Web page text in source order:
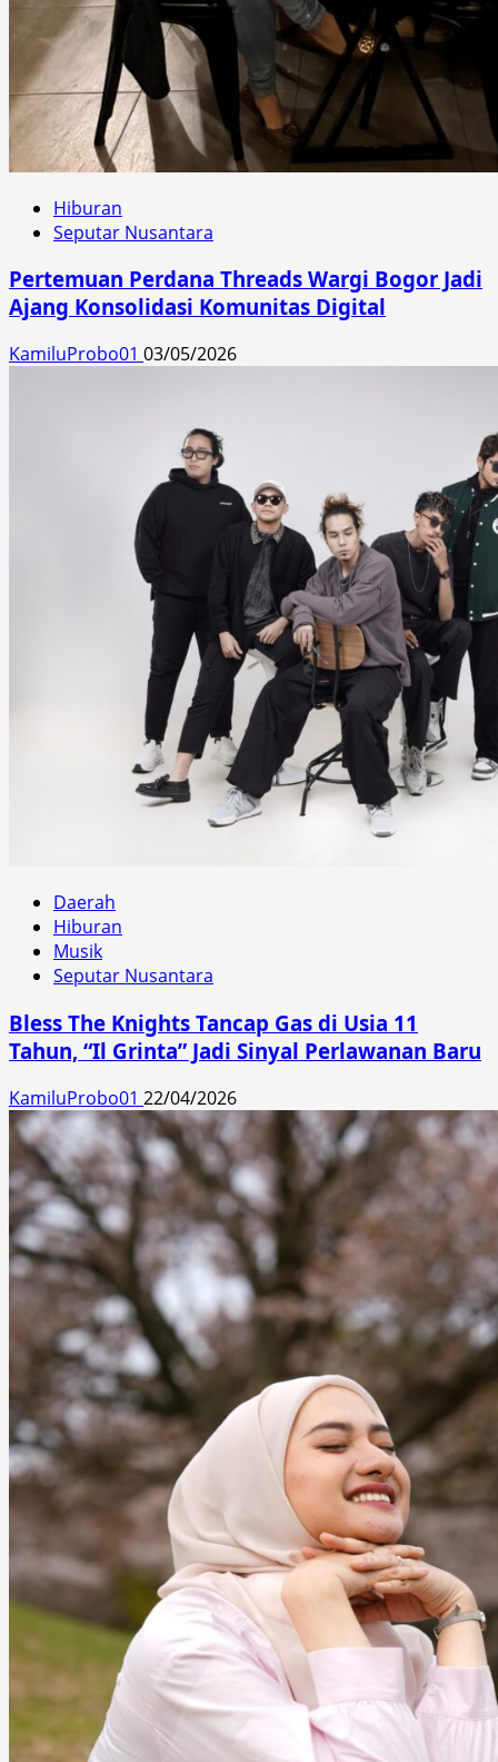
Hiburan
Seputar Nusantara
Pertemuan Perdana Threads Wargi Bogor Jadi
Ajang Konsolidasi Komunitas Digital
KamiluProbo01 03/05/2026
Daerah
Hiburan
Musik
Seputar Nusantara
Bless The Knights Tancap Gas di Usia 11
Tahun, “Il Grinta” Jadi Sinyal Perlawanan Baru
KamiluProbo01 22/04/2026